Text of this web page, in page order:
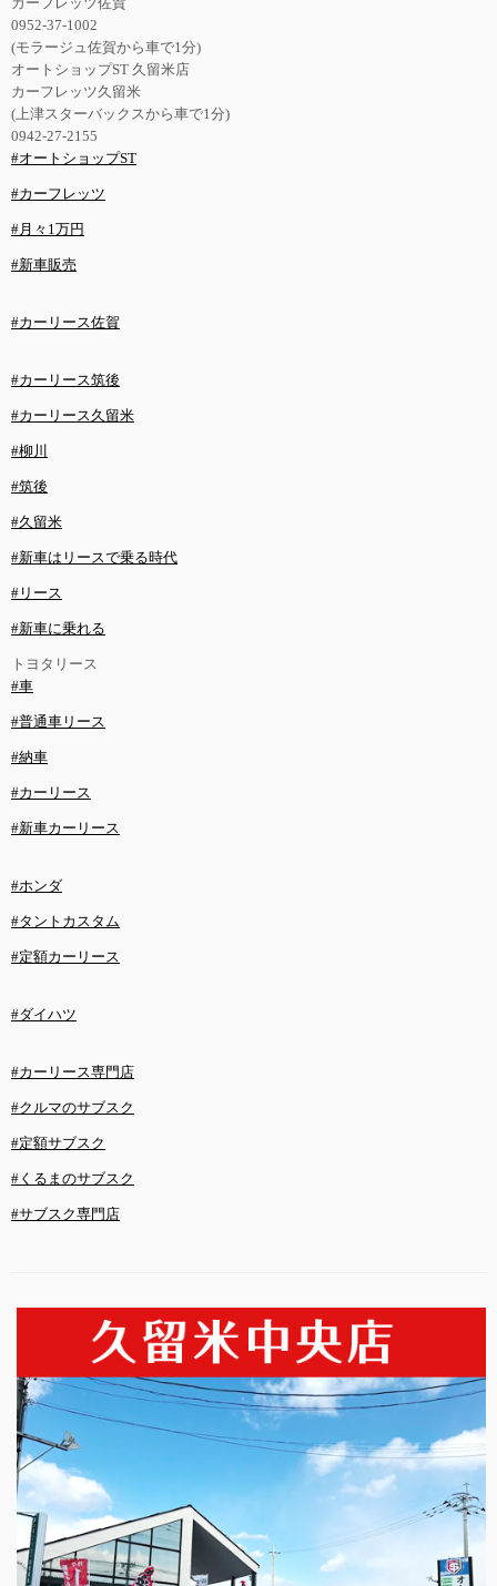
0952-37-1002
(モラージュ佐賀から車で1分)
オートショップST 久留米店
カーフレッツ久留米
(上津スターバックスから車で1分)
0942-27-2155
#オートショップST
#カーフレッツ
#月々1万円
#新車販売
#カーリース佐賀
#カーリース筑後
#カーリース久留米
#柳川
#筑後
#久留米
#新車はリースで乗る時代
#リース
#新車に乗れる
トヨタリース
#車
#普通車リース
#納車
#カーリース
#新車カーリース
#ホンダ
#タントカスタム
#定額カーリース
#ダイハツ
#カーリース専門店
#クルマのサブスク
#定額サブスク
#くるまのサブスク
#サブスク専門店